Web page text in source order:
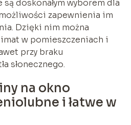
są doskonałym wyborem dla
zapewnienia im
Dzięki nim można
w pomieszczeniach i
przy braku
słonecznego.
na okno
i łatwe w